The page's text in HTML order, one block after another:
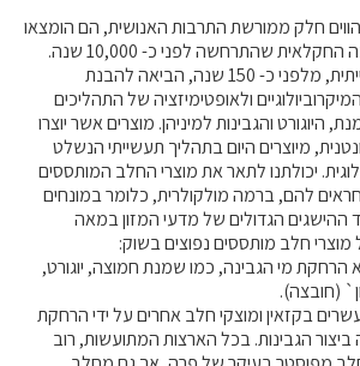
– בקר / עיזים / כבשים
חלק ממורשת התרבות האנושית, הם הומצאו
או נתגלו, בזמן המהפכה החקלאית שהתרחשה לפני כ- 10,000 שנה.
מהפכה אחרת, התעשייתית, מלפני כ- 150 שנה, הביאה להבנת
ולאופטימיזציה של התהליכים
היוגורט והגבינות למיניהן. מוצרים אשר יוצרו
מיוצרים היום בתהליך תעשייתי הנשלט
יכולתנו לתאר את מוצרי החלב המותססים
להם, ברמה מולקולרית, כלומר במונחים
ההישגים הגדולים של מדעי המזון במאה
מוצרי חלב מותססים נפוצים בשוק:
הרחקת מי הגבינה, כמו שמנת חמוצה, יוגורט,
(חובצה).
בקזאין ומוצקי חלב אחרים על ידי הרחקת
ביצור הגבינות. בכל הארצות המתועשות, רוב